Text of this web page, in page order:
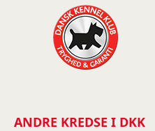
ANDRE KREDSE I DKK